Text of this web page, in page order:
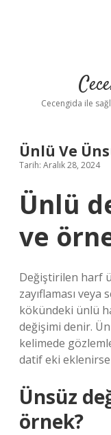
Cecengida ile
Ünlü Ve
Tarih: Aralık 28, 2024
Ünlü
ve
Değiştirilen harf
zayıflaması
kökündeki ünlü
değişimi denir.
kelimede
datif eki eklenirse
Ünsüz
örnek?